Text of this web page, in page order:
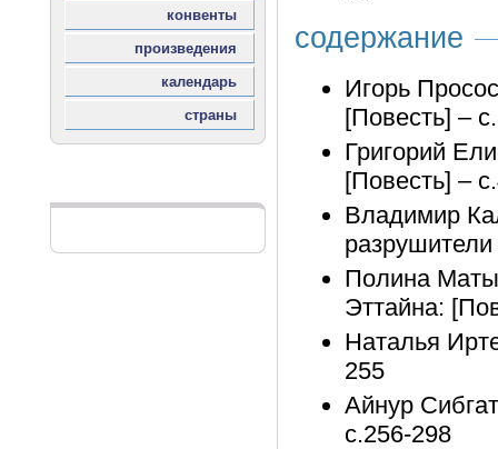
содержание
Игорь
[Повесть] –
Григорий
[Повесть] –
Владимир
Полина
Эттайна:
Наталья
255
Айнур
с.256-298